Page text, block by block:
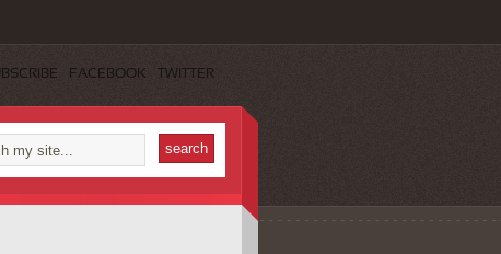
FACEBOOK TWITTER